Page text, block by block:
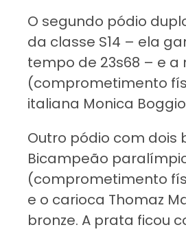
O segundo pódio
da classe S14 – ela
tempo de 23s68 – e a
(comprometimento
italiana Monica
Outro pódio com dois
Bicampeão
(comprometimento
e o carioca Thomaz
bronze. A prata ficou